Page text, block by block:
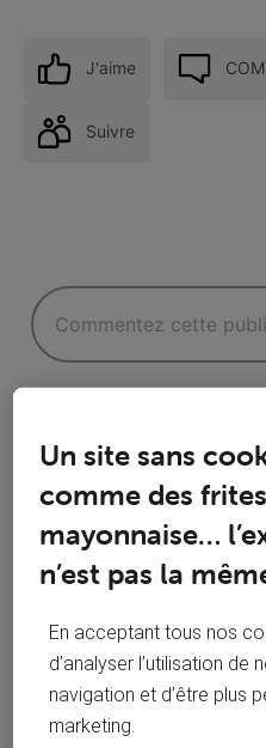
J'aime
Suivre
Oldest First
Selected
Oldest
Un site sans
comme des
mayonnaise…
n’est pas la
En acceptant tous nos
d’analyser l’utilisation de
navigation et d’être plus
marketing.